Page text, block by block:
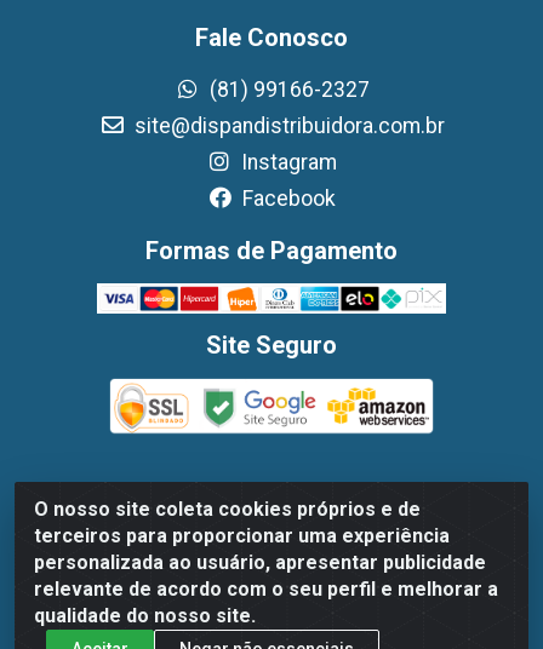
O nosso site coleta cookies próprios e de
terceiros para proporcionar uma experiência
personalizada ao usuário, apresentar publicidade
relevante de acordo com o seu perfil e melhorar a
qualidade do nosso site.
Fale Conosco
(81) 99166-2327
site@dispandistribuidora.com.br
Instagram
Facebook
Formas de Pagamento
Site Seguro
Dispan Distribuidora de Alimentos LTDA - Avenida
Marechal Mascarenhas De Moraes, 1048- Imbiribeira,
Recife/PE - CEP 51.170-000 - CNPJ 30.779.584/0003-78